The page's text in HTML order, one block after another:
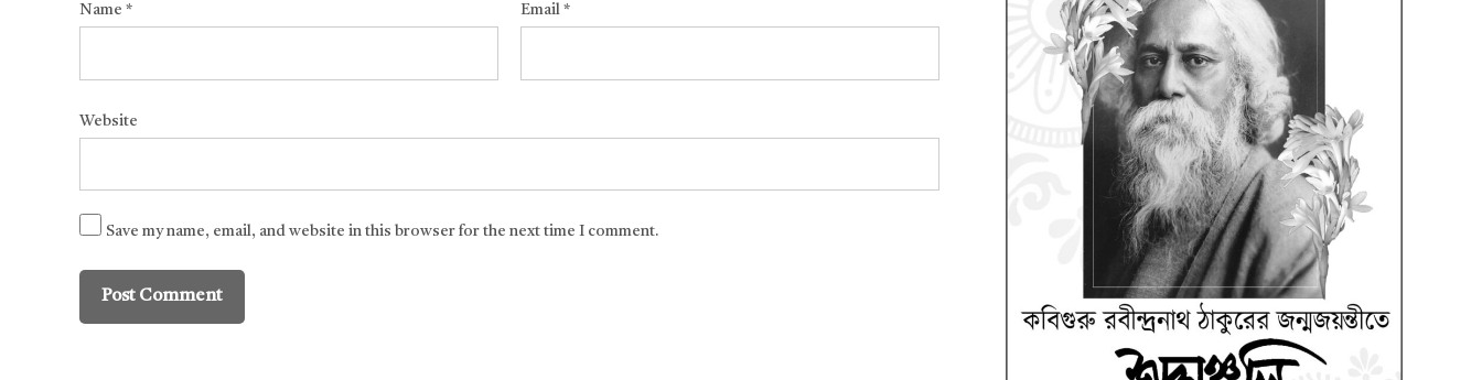
Name * Email *
Website
Save my name, email, and website in this browser for the next time I comment.